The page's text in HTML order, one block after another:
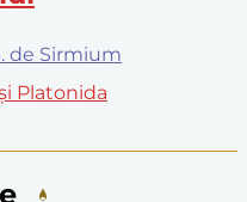
de Sirmium
Platonida